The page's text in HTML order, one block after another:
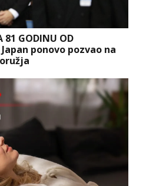
81 GODINU OD
Japan ponovo pozvao na